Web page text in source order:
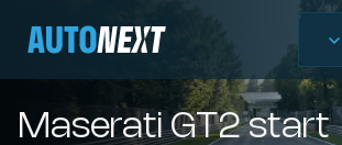
Maserati GT2 start